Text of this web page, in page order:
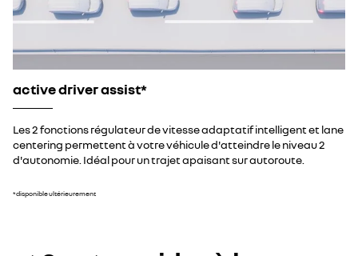
active driver assist*
Les 2 fonctions régulateur de vitesse adaptatif intelligent et lane
centering permettent à votre véhicule d'atteindre le niveau 2
d'autonomie. Idéal pour un trajet apaisant sur autoroute.​
*disponible ultérieurement